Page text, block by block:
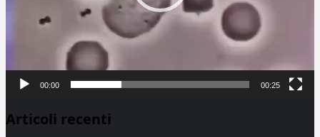
00:00 00:25
Articoli recenti